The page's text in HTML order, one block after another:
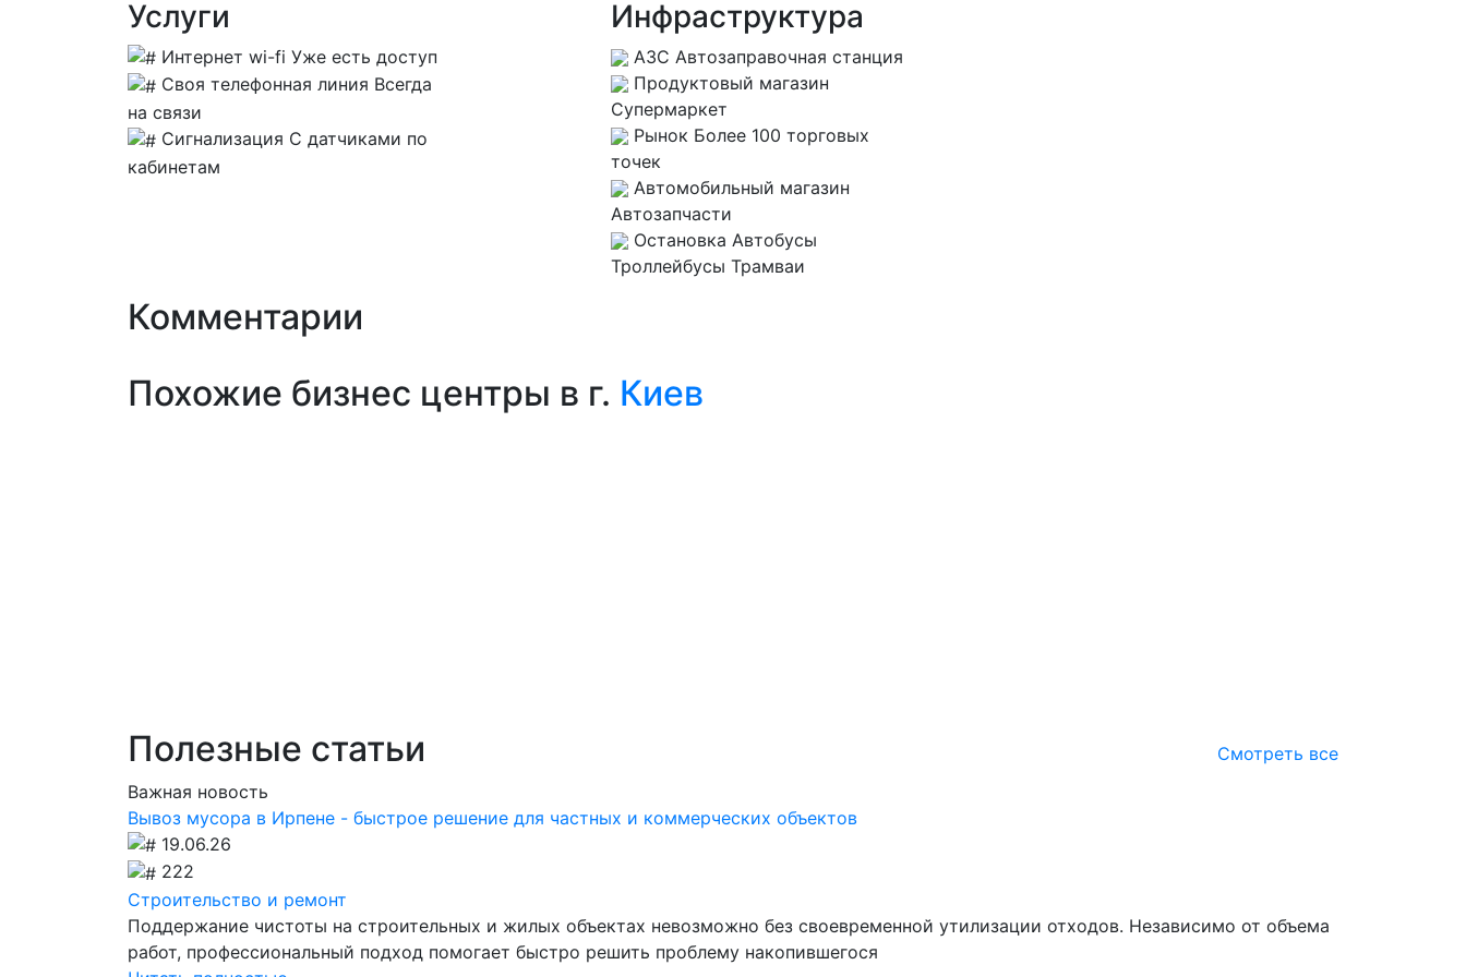
Услуги
Интернет wi-fi Уже есть доступ
Своя телефонная линия Всегда
на связи
Сигнализация С датчиками по
кабинетам
Инфраструктура
АЗС Автозаправочная станция
Продуктовый магазин
Супермаркет
Рынок Более 100 торговых
точек
Автомобильный магазин
Автозапчасти
Остановка Автобусы
Троллейбусы Трамваи
Комментарии
Похожие бизнес центры в г. Киев
Полезные статьи
Смотреть все
Важная новость
Вывоз мусора в Ирпене - быстрое решение для частных и коммерческих объектов
19.06.26
222
Строительство и ремонт
Поддержание чистоты на строительных и жилых объектах невозможно без своевременной утилизации отходов. Независимо от объема
работ, профессиональный подход помогает быстро решить проблему накопившегося